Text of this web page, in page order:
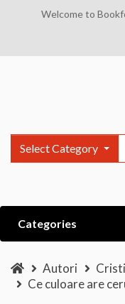
Welcome to
Select Category
Categories
Autori
Ce culoare are